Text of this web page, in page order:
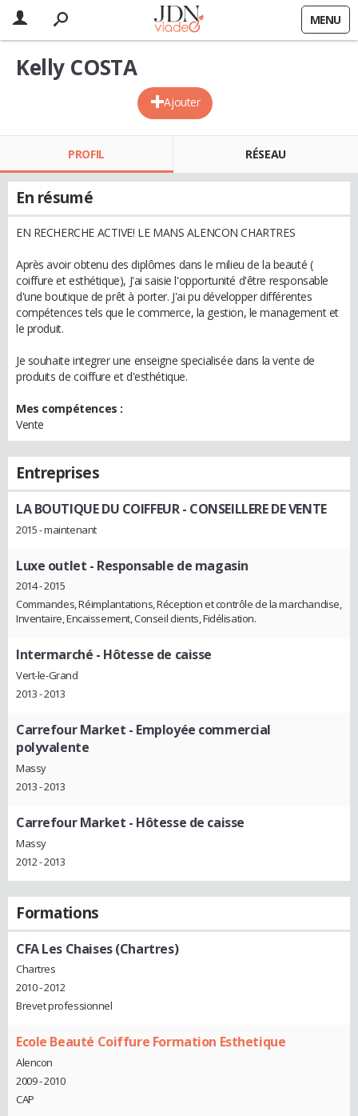
MENU
Ajouter
Kelly COSTA
PROFIL RÉSEAU
En résumé
EN RECHERCHE ACTIVE! LE MANS ALENCON CHARTRES
Après avoir obtenu des diplômes dans le milieu de la beauté (
coiffure et esthétique), J'ai saisie l'opportunité d'être responsable
d'une boutique de prêt à porter. J'ai pu développer différentes
compétences tels que le commerce, la gestion, le management et
le produit.
Je souhaite integrer une enseigne specialisée dans la vente de
produits de coiffure et d'esthétique.
Mes compétences :
Vente
Entreprises
LA BOUTIQUE DU COIFFEUR- CONSEILLERE DE VENTE
2015 - maintenant
Luxe outlet - Responsable de magasin
2014 - 2015
Commandes, Réimplantations, Réception et contrôle de la marchandise,
Inventaire, Encaissement, Conseil clients, Fidélisation.
Intermarché - Hôtesse de caisse
Vert-le-Grand
2013 - 2013
Carrefour Market - Employée commercial
polyvalente
Massy
2013 - 2013
Carrefour Market - Hôtesse de caisse
Massy
2012 - 2013
Formations
CFA Les Chaises (Chartres)
Chartres
2010 - 2012
Brevet professionnel
Ecole Beauté Coiffure Formation Esthetique
Alencon
2009 - 2010
CAP